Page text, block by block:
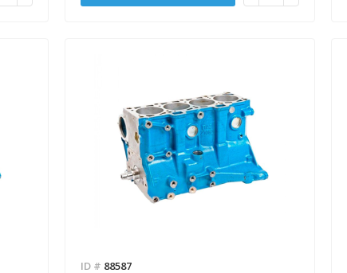
ID # 88587